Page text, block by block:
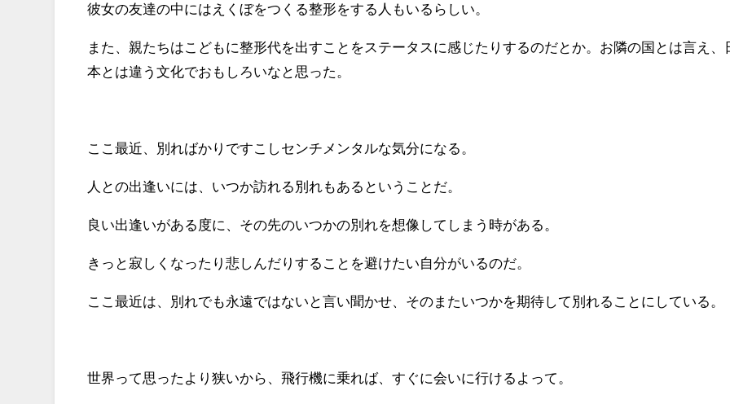
彼女の友達の中にはえくぼをつくる整形をする人もいるらしい。
また、親たちはこどもに整形代を出すことをステータスに感じたりするのだとか。お隣の国とは言え、
本とは違う文化でおもしろいなと思った。
ここ最近、別ればかりですこしセンチメンタルな気分になる。
人との出逢いには、いつか訪れる別れもあるということだ。
良い出逢いがある度に、その先のいつかの別れを想像してしまう時がある。
きっと寂しくなったり悲しんだりすることを避けたい自分がいるのだ。
ここ最近は、別れでも永遠ではないと言い聞かせ、そのまたいつかを期待して別れることにしている。
世界って思ったより狭いから、飛行機に乗れば、すぐに会いに行けるよって。